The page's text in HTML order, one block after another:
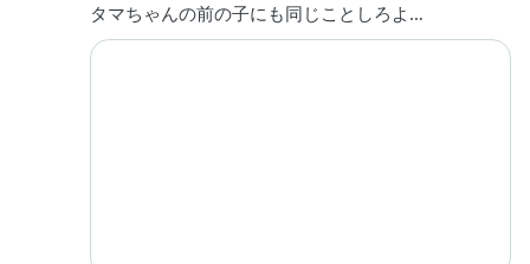
タマちゃんの前の子にも同じことしろよ…